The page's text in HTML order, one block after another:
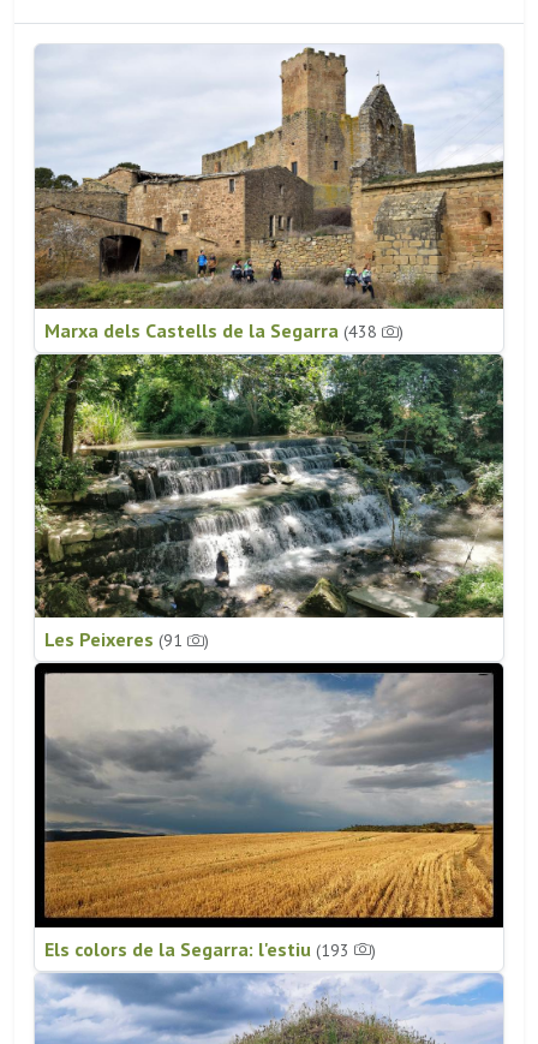
Marxa dels Castells de la Segarra (438 )
Les Peixeres (91 )
Els colors de la Segarra: l'estiu (193 )